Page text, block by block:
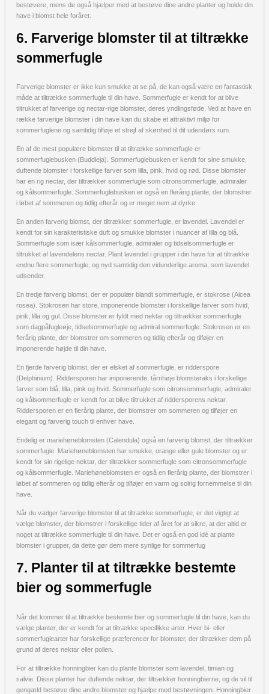
bestøvere, mens de også hjælper med at bestøve dine andre planter og holde din
have i blomst hele foråret.
6. Farverige blomster til at tiltrække
sommerfugle
Farverige blomster er ikke kun smukke at se på, de kan også være en fantastisk
måde at tiltrække sommerfugle til din have. Sommerfugle er kendt for at blive
tiltrukket af farverige og nectar-rige blomster, deres yndlingsføde. Ved at have en
række farverige blomster i din have kan du skabe et attraktivt miljø for
sommerfuglene og samtidig tilføje et strejf af skønhed til dit udendørs rum.
En af de mest populære blomster til at tiltrække sommerfugle er
sommerfuglebusken (Buddleja). Sommerfuglebusken er kendt for sine smukke,
duftende blomster i forskellige farver som lilla, pink, hvid og rød. Disse blomster
har en rig nectar, der tiltrækker sommerfugle som citronsommerfugle, admiraler
og kålsommerfugle. Sommerfuglebusken er også en flerårig plante, der blomstrer
i løbet af sommeren og tidlig efterår og er meget nem at dyrke.
En anden farverig blomst, der tiltrækker sommerfugle, er lavendel. Lavendel er
kendt for sin karakteristiske duft og smukke blomster i nuancer af lilla og blå.
Sommerfugle som især kålsommerfugle, admiraler og tidselsommerfugle er
tiltrukket af lavendelens nectar. Plant lavendel i grupper i din have for at tiltrække
endnu flere sommerfugle, og nyd samtidig den vidunderlige aroma, som lavendel
udsender.
En tredje farverig blomst, der er populær blandt sommerfugle, er stokrose (Alcea
rosea). Stokrosen har store, imponerende blomster i forskellige farver som hvid,
pink, lilla og gul. Disse blomster er fyldt med nektar og tiltrækker sommerfugle
som dagpåfugleøje, tidselsommerfugle og admiral sommerfugle. Stokrosen er en
flerårig plante, der blomstrer om sommeren og tidlig efterår og tilføjer en
imponerende højde til din have.
En fjerde farverig blomst, der er elsket af sommerfugle, er ridderspore
(Delphinium). Riddersporen har imponerende, tårnhøje blomsteraks i forskellige
farver som blå, lilla, pink og hvid. Sommerfugle som citronsommerfugle, admiraler
og kålsommerfugle er kendt for at blive tiltrukket af riddersporens nektar.
Riddersporen er en flerårig plante, der blomstrer om sommeren og tilføjer en
elegant og farverig touch til enhver have.
Endelig er mariehøneblomsten (Calendula) også en farverig blomst, der tiltrækker
sommerfugle. Mariehøneblomsten har smukke, orange eller gule blomster og er
kendt for sin rigelige nektar, der tiltrækker sommerfugle som citronsommerfugle
og kålsommerfugle. Mariehøneblomsten er også en flerårig plante, der blomstrer i
løbet af sommeren og tidlig efterår og tilføjer en varm og solrig fornemmelse til din
have.
Når du vælger farverige blomster til at tiltrække sommerfugle, er det vigtigt at
vælge blomster, der blomstrer i forskellige tider af året for at sikre, at der altid er
noget at tiltrække sommerfugle til din have. Det er også en god idé at plante
blomster i grupper, da dette gør dem mere synlige for sommerfug
7. Planter til at tiltrække bestemte
bier og sommerfugle
Når det kommer til at tiltrække bestemte bier og sommerfugle til din have, kan du
vælge planter, der er kendt for at tiltrække specifikke arter. Hver bi- eller
sommerfuglearter har forskellige præferencer for blomster, der tiltrækker dem på
grund af deres nektar eller pollen.
For at tiltrække honningbier kan du plante blomster som lavendel, timian og
salvie. Disse planter har duftende nektar, der tiltrækker honningbierne, og de vil til
gengæld bestøve dine andre blomster og hjælpe med bestøvningen. Honningbier